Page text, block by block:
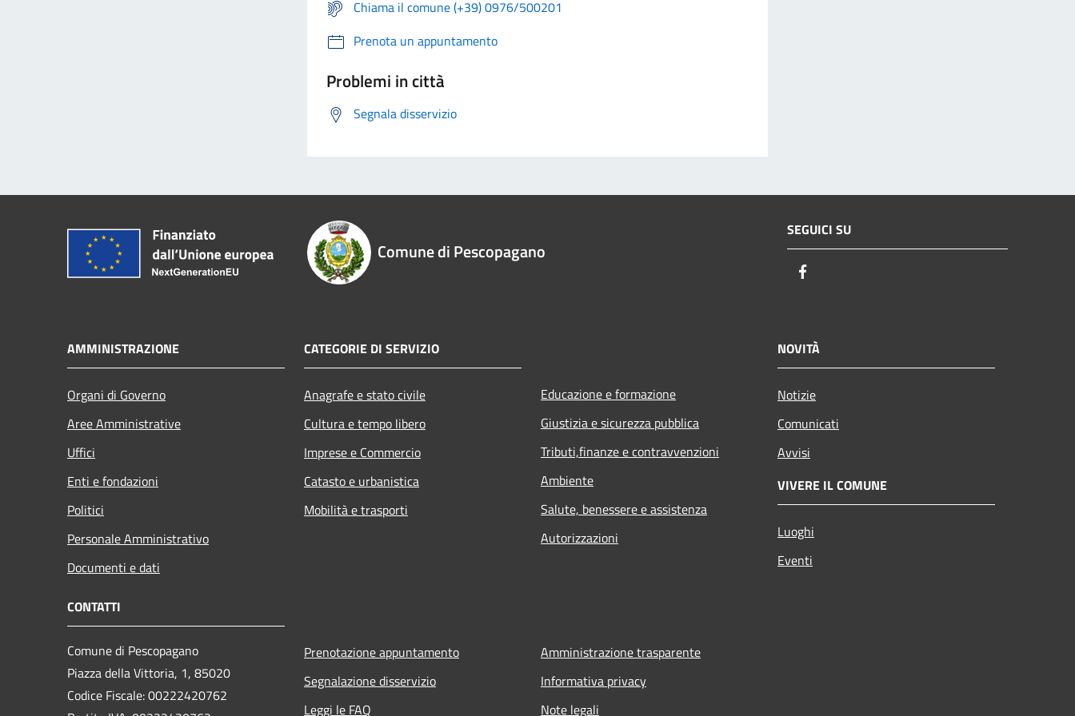
Chiama il comune (+39) 0976/500201
Prenota un appuntamento
Problemi in città
Segnala disservizio
Comune di Pescopagano
SEGUICI SU
AMMINISTRAZIONE
Organi di Governo
Aree Amministrative
Uffici
Enti e fondazioni
Politici
Personale Amministrativo
Documenti e dati
CATEGORIE DI SERVIZIO
Anagrafe e stato civile
Cultura e tempo libero
Imprese e Commercio
Catasto e urbanistica
Mobilità e trasporti
Educazione e formazione
Giustizia e sicurezza pubblica
Tributi,finanze e contravvenzioni
Ambiente
Salute, benessere e assistenza
Autorizzazioni
NOVITÀ
Notizie
Comunicati
Avvisi
VIVERE IL COMUNE
Luoghi
Eventi
CONTATTI
Comune di Pescopagano
Piazza della Vittoria, 1, 85020
Codice Fiscale: 00222420762
Prenotazione appuntamento
Segnalazione disservizio
Leggi le FAQ
Amministrazione trasparente
Informativa privacy
Note legali